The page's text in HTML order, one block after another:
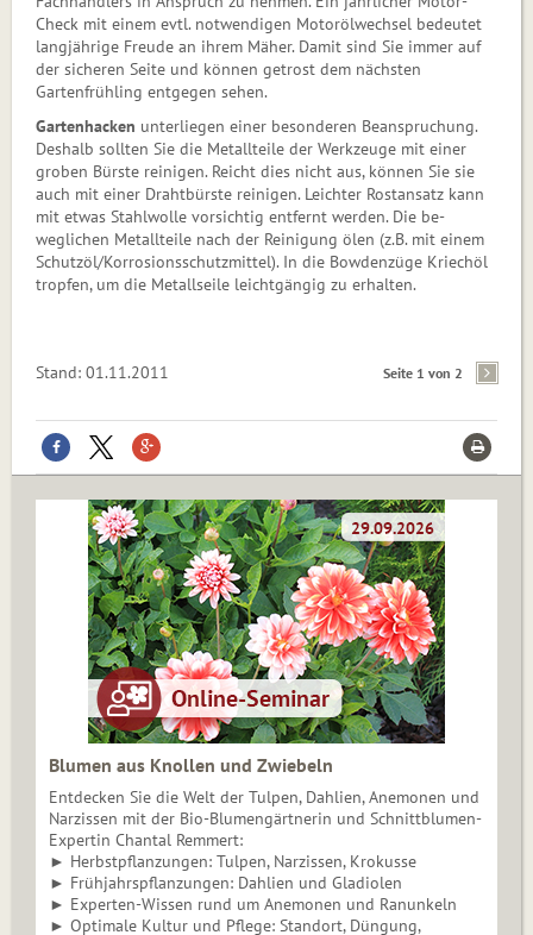
Check mit einem evtl. notwendigen Motorölwechsel bedeutet
langjährige Freude an ihrem Mäher. Damit sind Sie immer auf
der sicheren Seite und können getrost dem nächsten
Gartenfrühling entgegen sehen.
Gartenhacken unterliegen einer besonderen Beanspruchung.
Deshalb sollten Sie die Metallteile der Werkzeuge mit einer
groben Bürste reinigen. Reicht dies nicht aus, kön­nen Sie sie
auch mit einer Drahtbürste reinigen. Leichter Rostansatz kann
mit etwas Stahlwolle vor­sichtig entfernt werden. Die be­
weglichen Metallteile nach der Reinigung ölen (z.B. mit einem
Schutzöl/Korrosionsschutzmittel). In die Bowdenzüge Kriechöl
tropfen, um die Metallseile leichtgängig zu erhalten.
Stand: 01.11.2011 Seite 1 von 2
Blumen aus Knollen und Zwiebeln
Entdecken Sie die Welt der Tulpen, Dahlien, Anemonen und
Narzissen mit der Bio-Blumengärtnerin und Schnittblumen-
Expertin Chantal Remmert:
► Herbstpflanzungen: Tulpen, Narzissen, Krokusse
► Frühjahrspflanzungen: Dahlien und Gladiolen
► Experten-Wissen rund um Anemonen und Ranunkeln
► Optimale Kultur und Pflege: Standort, Düngung,